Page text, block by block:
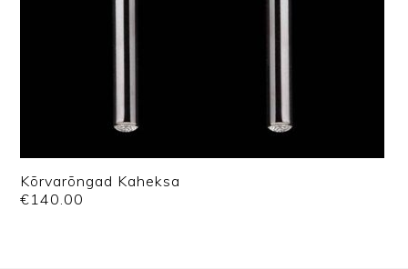
Kõrvarõngad Kaheksa
€140.00